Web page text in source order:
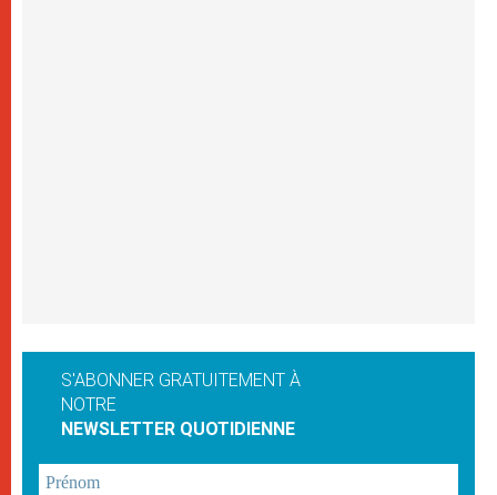
S'ABONNER GRATUITEMENT À
NOTRE
NEWSLETTER QUOTIDIENNE